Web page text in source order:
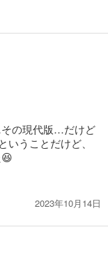
の現代版…だけど
うことだけど、
2023年10月14日